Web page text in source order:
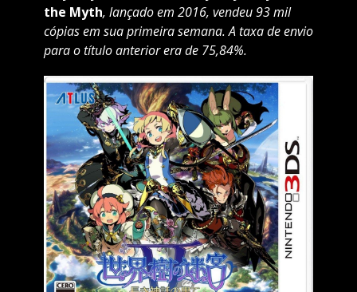
the Myth, lançado em 2016, vendeu 93 mil
cópias em sua primeira semana. A taxa de envio
para o título anterior era de 75,84%.